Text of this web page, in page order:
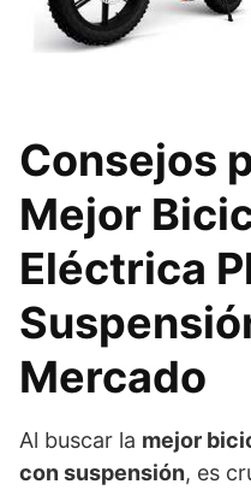
Consejos
Mejor
Eléctrica
Mercado
Al buscar la mejor
con suspensión, es